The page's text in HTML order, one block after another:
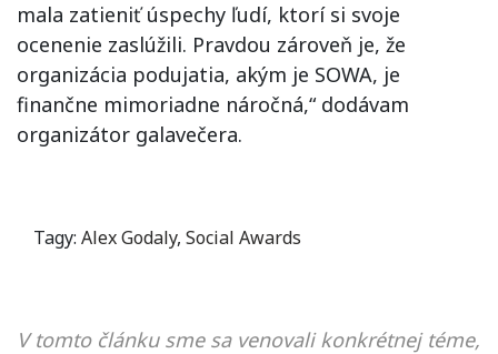
mala zatieniť úspechy ľudí, ktorí si svoje
ocenenie zaslúžili. Pravdou zároveň je, že
organizácia podujatia, akým je SOWA, je
finančne mimoriadne náročná,“ dodávam
organizátor galavečera.
Tagy: Alex Godaly, Social Awards
V tomto článku sme sa venovali konkrétnej téme,